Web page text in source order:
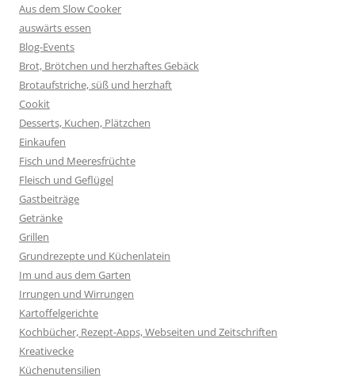
Aus dem Slow Cooker
auswärts essen
Blog-Events
Brot, Brötchen und herzhaftes Gebäck
Brotaufstriche, süß und herzhaft
Cookit
Desserts, Kuchen, Plätzchen
Einkaufen
Fisch und Meeresfrüchte
Fleisch und Geflügel
Gastbeiträge
Getränke
Grillen
Grundrezepte und Küchenlatein
Im und aus dem Garten
Irrungen und Wirrungen
Kartoffelgerichte
Kochbücher, Rezept-Apps, Webseiten und Zeitschriften
Kreativecke
Küchenutensilien